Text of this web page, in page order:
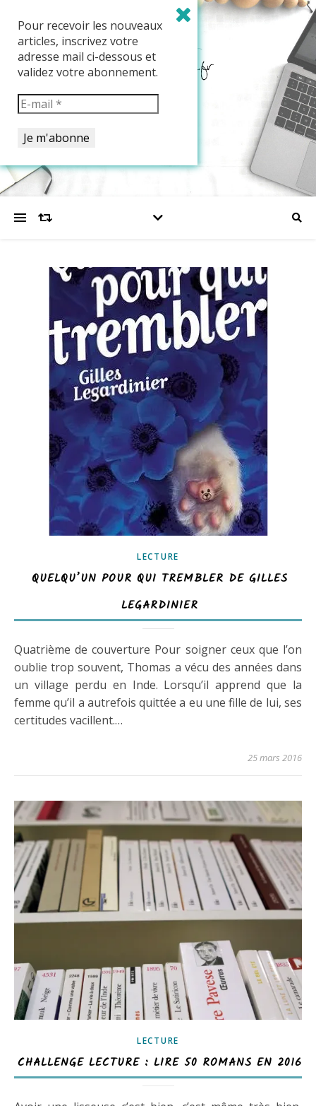
LECTURE
QUELQU’UN POUR QUI TREMBLER DE GILLES
LEGARDINIER
Quatrième de couverture Pour soigner ceux que l’on
oublie trop souvent, Thomas a vécu des années dans
un village perdu en Inde. Lorsqu’il apprend que la
femme qu’il a autrefois quittée a eu une fille de lui, ses
certitudes vacillent.…
25 mars 2016
LECTURE
CHALLENGE LECTURE : LIRE 50 ROMANS EN 2016
Pour recevoir les nouveaux
articles, inscrivez votre
adresse mail ci-dessous et
validez votre abonnement.